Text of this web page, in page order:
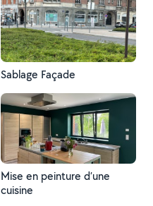
Sablage Façade
Mise en peinture d’une
cuisine